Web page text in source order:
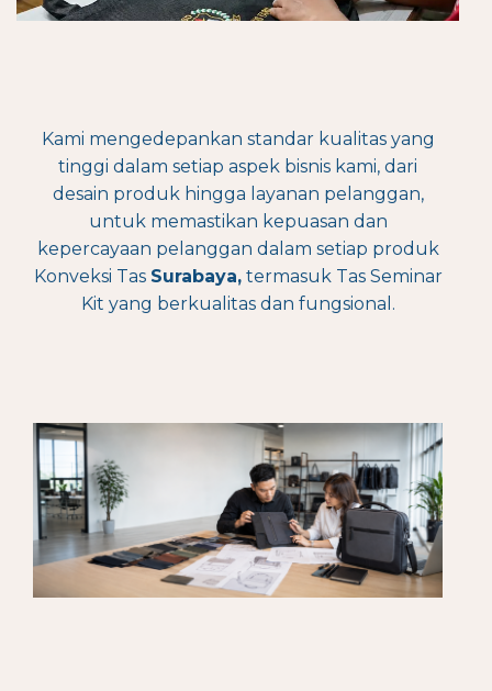
Kami mengedepankan standar kualitas yang
tinggi dalam setiap aspek bisnis kami, dari
desain produk hingga layanan pelanggan,
untuk memastikan kepuasan dan
kepercayaan pelanggan dalam setiap produk
Konveksi Tas Surabaya,termasuk Tas Seminar
Kit yang berkualitas dan fungsional.